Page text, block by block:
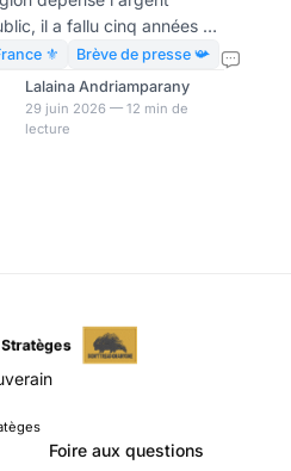
pour ouvrir
cartons
il a fallu cinq années de
judiciaire, jusqu'au
d'État, avant que la
Auvergne-Rhône-Alpes
remette enfin ses archives.
contrôle des dépenses
Restez libre ! LA
· G
⚜️
Brève de presse 📯
Lalaina Andriamparany
29 juin 2026 — 12 min de
lecture
Foire aux questions